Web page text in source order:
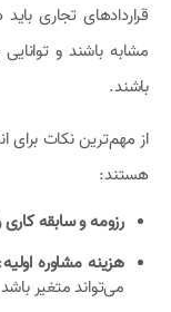
قراردادهای تجاری
مشابه باشند و
باشند.
از مهم‌ترین نکات برای
هستند:
رزومه و سابقه
هزینه مشاوره اولیه
می‌تواند متغیر